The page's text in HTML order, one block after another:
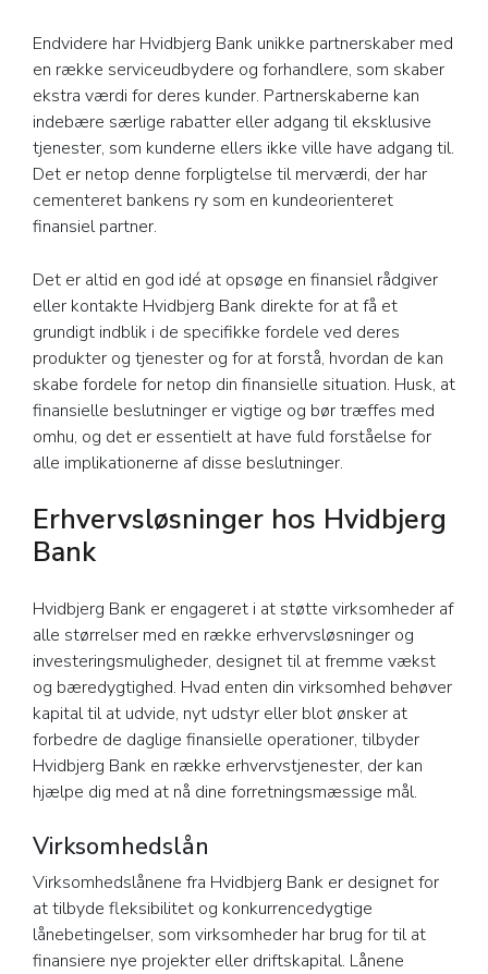
Endvidere har Hvidbjerg Bank unikke partnerskaber med
en række serviceudbydere og forhandlere, som skaber
ekstra værdi for deres kunder. Partnerskaberne kan
indebære særlige rabatter eller adgang til eksklusive
tjenester, som kunderne ellers ikke ville have adgang til.
Det er netop denne forpligtelse til merværdi, der har
cementeret bankens ry som en kundeorienteret
finansiel partner.
Det er altid en god idé at opsøge en finansiel rådgiver
eller kontakte Hvidbjerg Bank direkte for at få et
grundigt indblik i de specifikke fordele ved deres
produkter og tjenester og for at forstå, hvordan de kan
skabe fordele for netop din finansielle situation. Husk, at
finansielle beslutninger er vigtige og bør træffes med
omhu, og det er essentielt at have fuld forståelse for
alle implikationerne af disse beslutninger.
Erhvervsløsninger hos Hvidbjerg
Bank
Hvidbjerg Bank er engageret i at støtte virksomheder af
alle størrelser med en række erhvervsløsninger og
investeringsmuligheder, designet til at fremme vækst
og bæredygtighed. Hvad enten din virksomhed behøver
kapital til at udvide, nyt udstyr eller blot ønsker at
forbedre de daglige finansielle operationer, tilbyder
Hvidbjerg Bank en række erhvervstjenester, der kan
hjælpe dig med at nå dine forretningsmæssige mål.
Virksomhedslån
Virksomhedslånene fra Hvidbjerg Bank er designet for
at tilbyde fleksibilitet og konkurrencedygtige
lånebetingelser, som virksomheder har brug for til at
finansiere nye projekter eller driftskapital. Lånene